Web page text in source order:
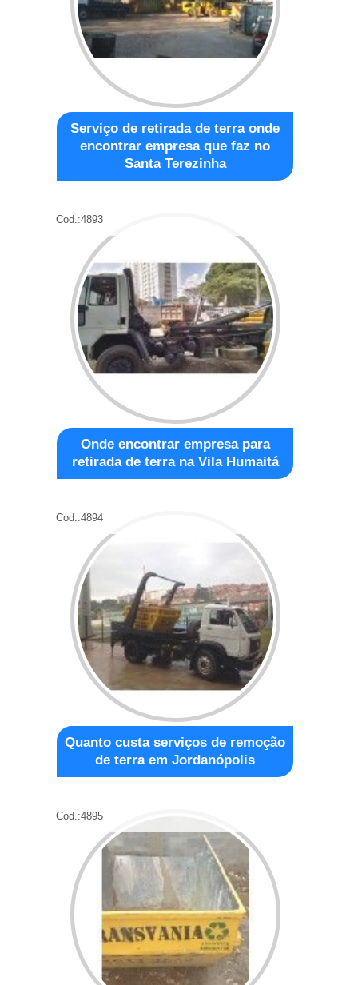
Serviço de retirada de terra onde
encontrar empresa que faz no
Santa Terezinha
Cod.:4893
Onde encontrar empresa para
retirada de terra na Vila Humaitá
Cod.:4894
Quanto custa serviços de remoção
de terra em Jordanópolis
Cod.:4895